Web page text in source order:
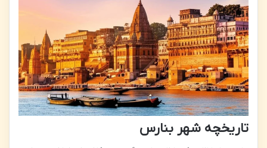
تاریخچه شهر بنارس